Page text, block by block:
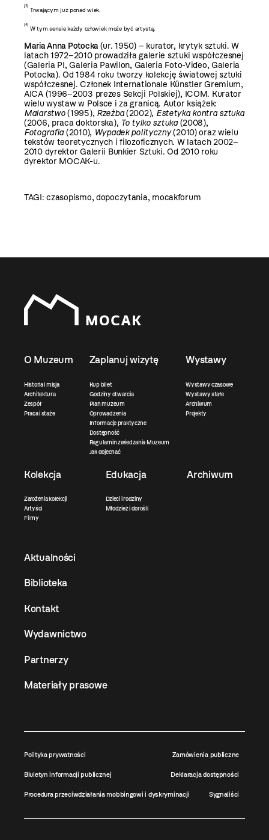
[3]
Trwającym już ponad wiek.
[4]
W tym sensie każdy człowiek może być artystą.
Maria Anna Potocka(ur. 1950) – kurator, krytyk sztuki. W
latach 1972–2010 prowadziła galerie sztuki współczes­nej
(Galeria PI, Galeria Pawilon, Galeria Foto-Video, Galeria
Potocka). Od 1984 roku tworzy kolekcję światowej sztuki
współczesnej. Członek Internationale Künstler Gremium,
AICA (1996–2003 prezes Sekcji Polskiej), ICOM. Kurator
wielu wystaw w Polsce i za granicą. Autor książek:
Malarstwo(1995), Rzeźba(2002), Estetyka kontra sztuka
(2006, praca doktorska), To tylko sztuka(2008),
Fotografia(2010), Wypadek polityczny(2010) oraz wielu
tekstów teoretycznych i filozoficznych. W latach 2002–
2010 dyrektor Galerii Bunkier Sztuki. Od 2010 roku
dyrektor MOCAK-u.
TAGI:czasopismo, dopoczytania, mocakforum
O Muzeum
Historia i misja
Architektura
Zespół
Praca i staże
Zaplanuj wizytę
Kup bilet
Godziny otwarcia
Plan muzeum
Oprowadzenia
Informacje praktyczne
Dostępność
Regulamin zwiedzania Muzeum
Jak dojechać
Wystawy
Wystawy czasowe
Wystawy stałe
Archiwum
Projekty
Kolekcja
Założenia kolekcji
Artyści
Filmy
Edukacja
Dzieci i rodziny
Młodzież i dorośli
Archiwum
Aktualności
Biblioteka
Kontakt
Wydawnictwo
Partnerzy
Materiały prasowe
Polityka prywatności Zamówienia publiczne
Biuletyn informacji publicznej Deklaracja dostępności
Procedura przeciwdziałania mobbingowi i dyskryminacji Sygnaliści